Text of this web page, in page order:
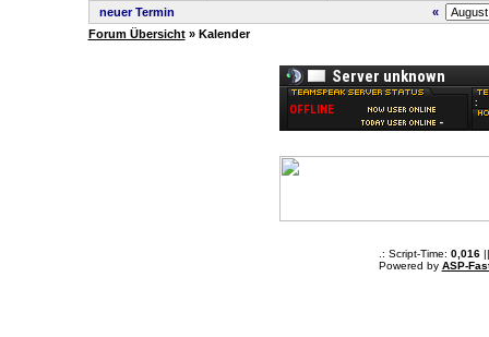
neuer Termin
«
Forum Übersicht» Kalender
.: Script-Time: 0,016||
Powered by ASP-